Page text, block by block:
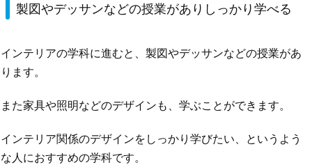
製図やデッサンなどの授業がありしっかり学べる
インテリアの学科に進むと、製図やデッサンなどの授業があ
ります。
また家具や照明などのデザインも、学ぶことができます。
インテリア関係のデザインをしっかり学びたい、というよう
な人におすすめの学科です。